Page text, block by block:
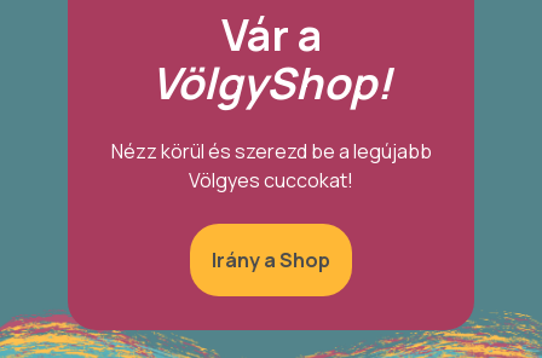
Vár a
VölgyShop!
Nézz körül és szerezd be a legújabb
Völgyes cuccokat!
Irány a Shop